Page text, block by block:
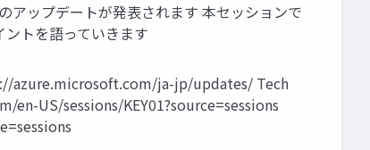
ップデートが発表されます 本セッションで
トを語っていきます
azure.microsoft.com/ja-jp/updates/ Tech
US/sessions/KEY01?source=sessions